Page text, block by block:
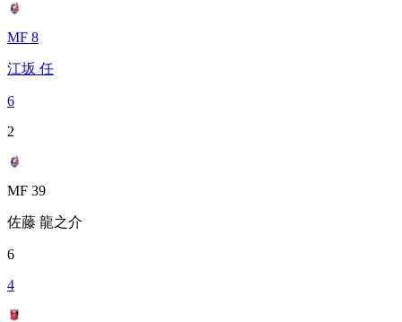
MF 8
江坂 任
6
2
MF 39
佐藤 龍之介
6
4